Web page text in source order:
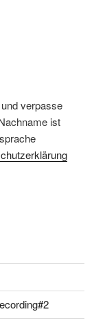
verpasse
ist